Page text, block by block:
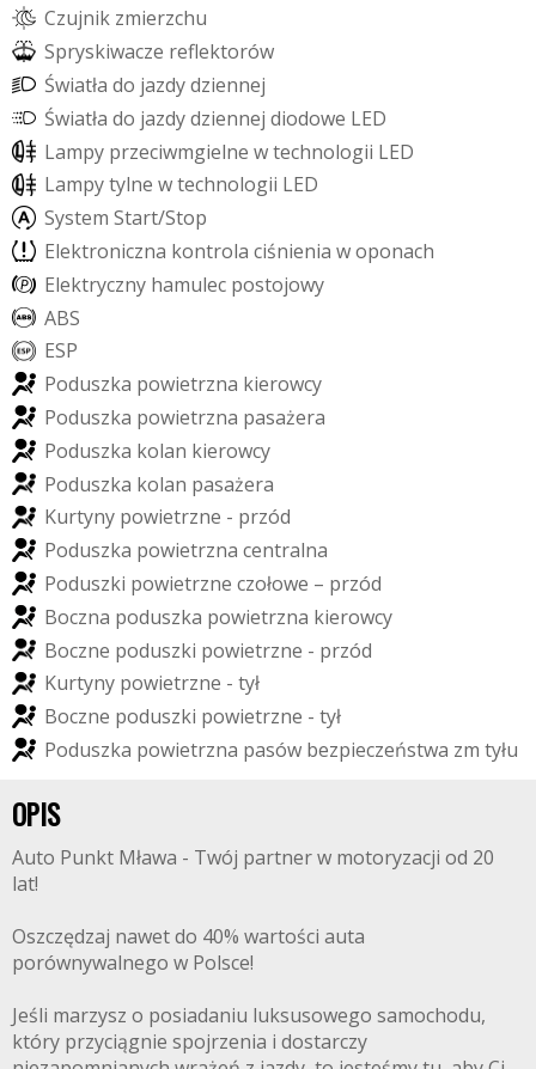
Czujnik zmierzchu
Spryskiwacze refektorów
Światła do jazdydziennej
Światła do jazdydziennej diodowe LED
Lampy przeciwmgielne wtechnologii LED
Lampytylne wtechnologii LED
System Start/Stop
Elektroniczna kontrola ciśnienia woponach
Elektryczny hamulec postojowy
ABS
ESP
Poduszka powietrzna kierowcy
Poduszka powietrzna pasażera
Poduszka kolan kierowcy
Poduszka kolan pasażera
Kurtyny powietrzne - przód
Poduszka powietrzna centralna
Poduszki powietrzne czołowe – przód
Boczna poduszka powietrzna kierowcy
Boczne poduszki powietrzne - przód
Kurtyny powietrzne - tył
Boczne poduszki powietrzne - tył
Poduszka powietrzna pasów bezpieczeństwa zm tyłu
OPIS
Auto Punkt Mława - Twój partner w motoryzacji od 20
lat!
Oszczędzaj nawet do 40% wartości auta
porównywalnego w Polsce!
Jeśli marzysz o posiadaniu luksusowego samochodu,
który przyciągnie spojrzenia i dostarczy